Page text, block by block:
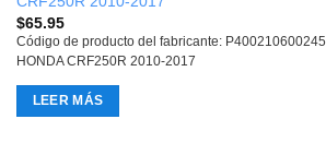
$65.95
Código de producto del fabricante: P400210600245
HONDA CRF250R 2010-2017
LEER MÁS